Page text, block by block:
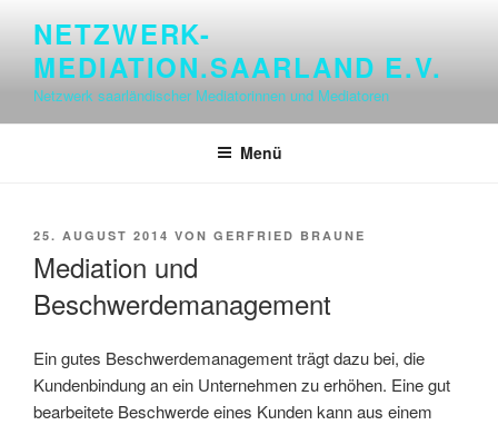
springen
NETZWERK-
MEDIATION.SAARLAND E.V.
Netzwerk saarländischer Mediatorinnen und Mediatoren
Menü
VERÖFFENTLICHT
25. AUGUST 2014 VON GERFRIED BRAUNE
Mediation und
Beschwerdemanagement
Ein gutes Beschwerdemanagement trägt dazu bei, die
Kundenbindung an ein Unternehmen zu erhöhen. Eine gut
bearbeitete Beschwerde eines Kunden kann aus einem